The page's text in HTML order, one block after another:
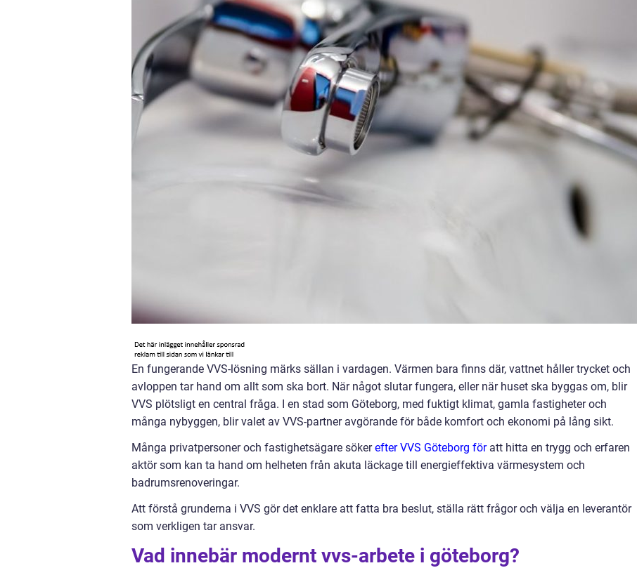
En fungerande VVS-lösning märks sällan i vardagen. Värmen bara finns där, vattnet håller trycket och
avloppen tar hand om allt som ska bort. När något slutar fungera, eller när huset ska byggas om, blir
VVS plötsligt en central fråga. I en stad som Göteborg, med fuktigt klimat, gamla fastigheter och
många nybyggen, blir valet av VVS-partner avgörande för både komfort och ekonomi på lång sikt.
Många privatpersoner och fastighetsägare sökerefter VVS Göteborg föratt hitta en trygg och erfaren
aktör som kan ta hand om helheten från akuta läckage till energieffektiva värmesystem och
badrumsrenoveringar.
Att förstå grunderna i VVS gör det enklare att fatta bra beslut, ställa rätt frågor och välja en leverantör
som verkligen tar ansvar.
Vad innebär modernt vvs-arbete i göteborg?